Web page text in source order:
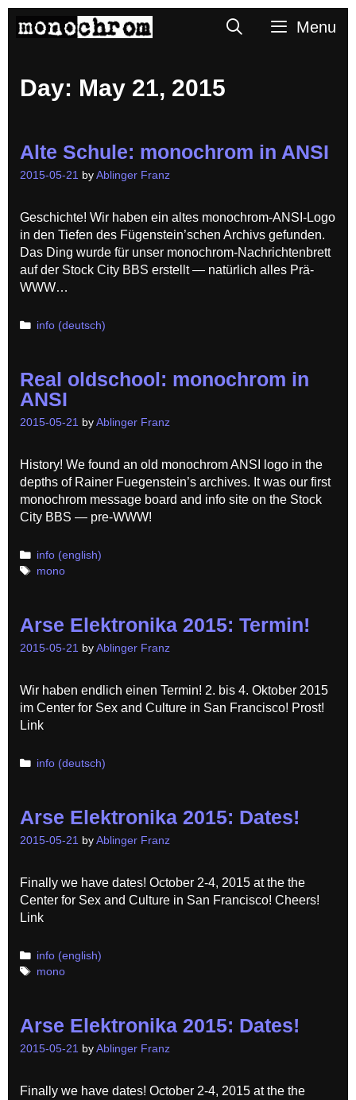
SearchMenu
Day: May 21, 2015
Alte Schule: monochrom in ANSI
2015-05-21 by Ablinger Franz
Geschichte! Wir haben ein altes monochrom-ANSI-Logo
in den Tiefen des Fügenstein’schen Archivs gefunden.
Das Ding wurde für unser monochrom-Nachrichtenbrett
auf der Stock City BBS erstellt — natürlich alles Prä-
WWW…
Categories
info (deutsch)
Real oldschool: monochrom in
ANSI
2015-05-21 by Ablinger Franz
History! We found an old monochrom ANSI logo in the
depths of Rainer Fuegenstein’s archives. It was our first
monochrom message board and info site on the Stock
City BBS — pre-WWW!
Categories
info (english)
Tags
mono
Arse Elektronika 2015: Termin!
2015-05-21 by Ablinger Franz
Wir haben endlich einen Termin! 2. bis 4. Oktober 2015
im Center for Sex and Culture in San Francisco! Prost!
Link
Categories
info (deutsch)
Arse Elektronika 2015: Dates!
2015-05-21 by Ablinger Franz
Finally we have dates! October 2-4, 2015 at the the
Center for Sex and Culture in San Francisco! Cheers!
Link
Categories
info (english)
Tags
mono
Arse Elektronika 2015: Dates!
2015-05-21 by Ablinger Franz
Finally we have dates! October 2-4, 2015 at the the